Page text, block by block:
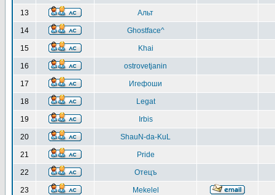
13 Альт
14 Ghostface^
15 Khai
16 ostrovetjanin
17 Игефоши
18 Legat
19 Irbis
20 ShauN-da-KuL
21 Pride
22 Отецъ
23 Mekelel